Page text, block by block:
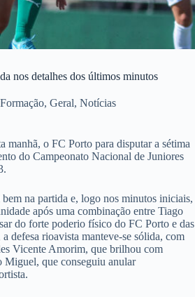
nos detalhes dos últimos minutos
Formação, Geral, Notícias
manhã, o FC Porto para disputar a sétima
do Campeonato Nacional de Juniores
na partida e, logo nos minutos iniciais,
após uma combinação entre Tiago
do forte poderio físico do FC Porto e das
defesa rioavista manteve-se sólida, com
Vicente Amorim, que brilhou com
Miguel, que conseguiu anular